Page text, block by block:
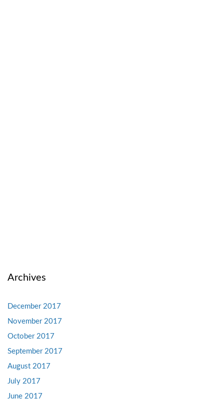
Archives
December 2017
November 2017
October 2017
September 2017
August 2017
July 2017
June 2017